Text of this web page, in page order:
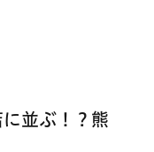
並ぶ！？熊